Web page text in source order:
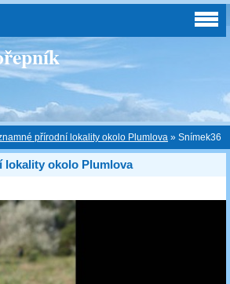
přírodní lokality okolo Plumlova » Snímek36
lokality okolo Plumlova